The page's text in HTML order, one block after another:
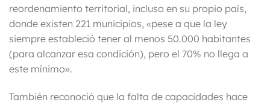
reordenamiento territorial, incluso en su propio país,
donde existen 221 municipios, «pese a que la ley
siempre estableció tener al menos 50.000 habitantes
(para alcanzar esa condición), pero el 70% no llega a
este mínimo».
También reconoció que la falta de capacidades hace